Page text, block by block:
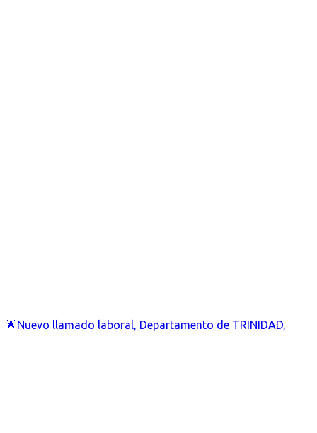
🌟Nuevo llamado laboral, Departamento de TRINIDAD,